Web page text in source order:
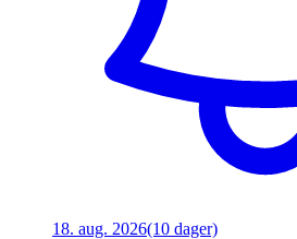
18. aug. 2026(10 dager)